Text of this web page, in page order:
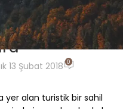
Sandalet
13 Şubat 2018 0
yer alan turistik bir sahil